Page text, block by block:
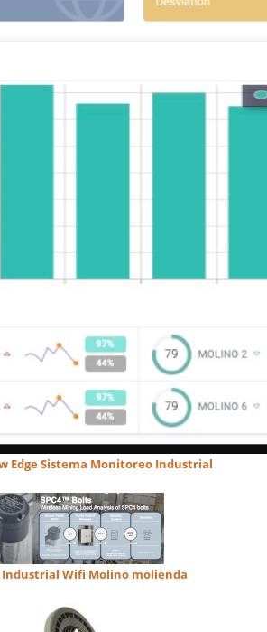
Edge Sistema Monitoreo Industrial
Industrial Wifi Molino molienda